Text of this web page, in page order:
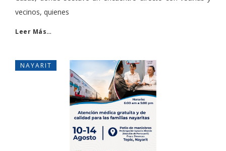
vecinos, quienes
Leer Más…
NAYARIT